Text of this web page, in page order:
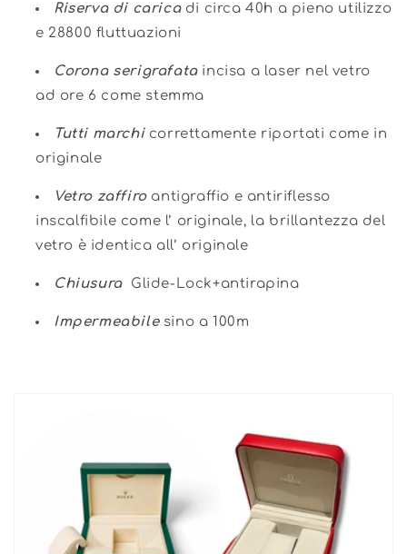
Riserva di caricadi circa 40h a pieno utilizzo
e 28800 fluttuazioni
Corona serigrafataincisa a laser nel vetro
ad ore 6 come stemma
Tutti marchicorrettamente riportati come in
originale
Vetro zaffiro antigraffio e antiriflesso
inscalfibile come l’ originale, la brillantezza del
vetro è identica all’ originale
Chiusura Glide-Lock+antirapina
Impermeabile sino a 100m